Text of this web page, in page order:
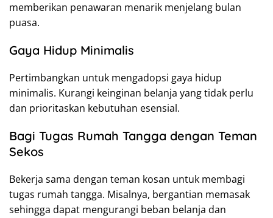
memberikan penawaran menarik menjelang bulan
puasa.
Gaya Hidup Minimalis
Pertimbangkan untuk mengadopsi gaya hidup
minimalis. Kurangi keinginan belanja yang tidak perlu
dan prioritaskan kebutuhan esensial.
Bagi Tugas Rumah Tangga dengan Teman
Sekos
Bekerja sama dengan teman kosan untuk membagi
tugas rumah tangga. Misalnya, bergantian memasak
sehingga dapat mengurangi beban belanja dan